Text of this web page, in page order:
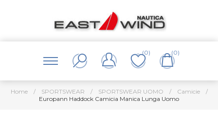
(0) (0)
Home / SPORTSWEAR / SPORTSWEAR UOMO / Camicie
/
Europann Haddock Camicia Manica Lunga Uomo